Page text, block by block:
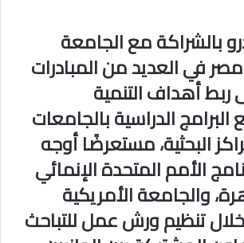
بالشراكة مع الجامعة
مصر في العديد من المبادرات
ربط أهداف التنمية
الدراسية بالجامعات
البحثية، مستعرضًا أوجه
الأمم المتحدة الإنمائي
والجامعة الأمريكية
تنظيم ورش عمل للتباحث